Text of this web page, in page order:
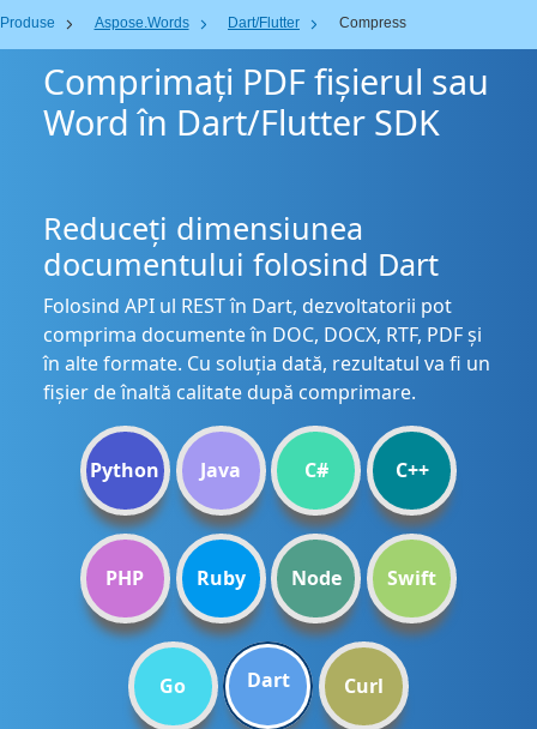
Produse Aspose.Words Dart/Flutter Compress
Comprimați PDF fișierul sau
Word în Dart/Flutter SDK
Reduceți dimensiunea
documentului folosind Dart
Folosind API ul REST în Dart, dezvoltatorii pot
comprima documente în DOC, DOCX, RTF, PDF și
în alte formate. Cu soluția dată, rezultatul va fi un
fișier de înaltă calitate după comprimare.
Python Java C# C++
PHP Ruby Node Swift
Go Dart Curl